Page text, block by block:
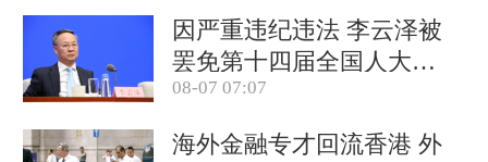
因严重违纪违法 李云泽被
罢免第十四届全国人大代
表职务
08-07 07:07
海外金融专才回流香港 外